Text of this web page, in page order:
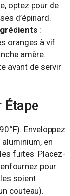
optez pour de
d’épinard.
:
oranges à vif
amère.
avant de servir
Étape
Enveloppez
en
fuites. Placez-
pour
soient
couteau).